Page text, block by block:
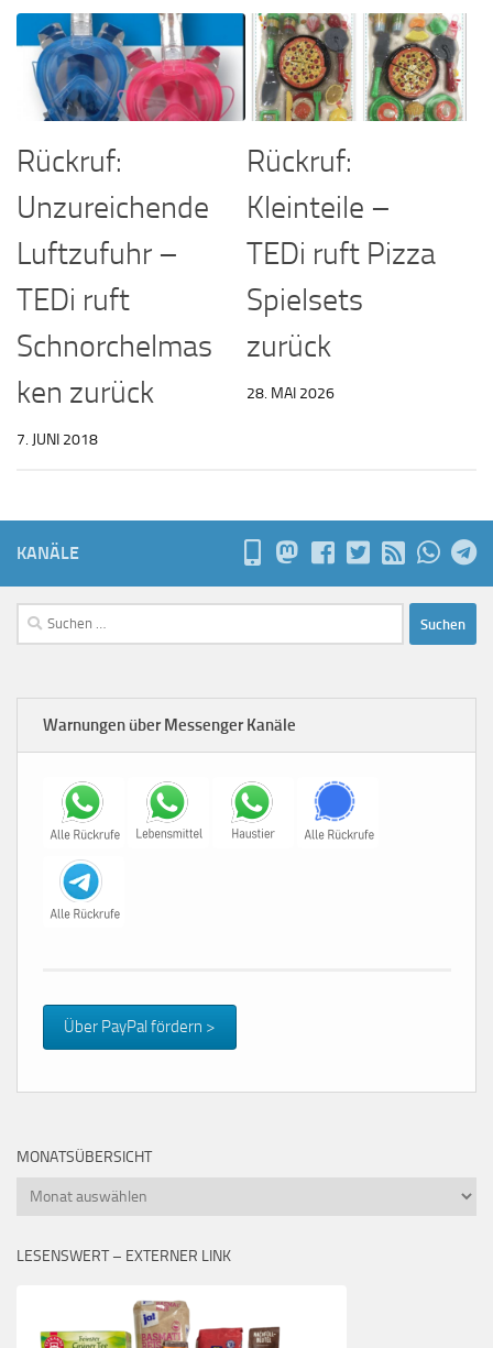
Rückruf:
Unzureichende
Luftzufuhr –
TEDi ruft
Schnorchelmas
ken zurück
7. JUNI 2018
Rückruf:
Kleinteile –
TEDi ruft Pizza
Spielsets
zurück
28. MAI 2026
KANÄLE
Suchen
nach:
Warnungen über Messenger Kanäle
Über PayPal fördern >
MONATSÜBERSICHT
Monatsübersicht
LESENSWERT – EXTERNER LINK